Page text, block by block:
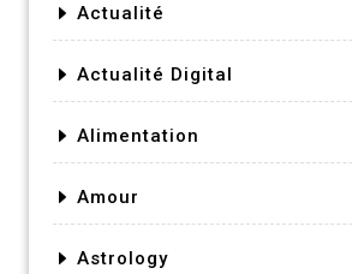
Actualité
Actualité Digital
Alimentation
Amour
Astrology